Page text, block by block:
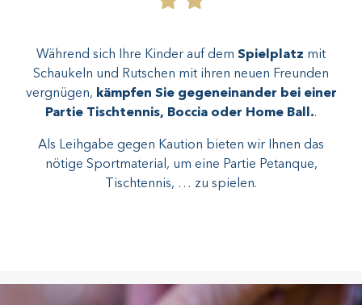
Während sich Ihre Kinder auf dem Spielplatz mit
Schaukeln und Rutschen mit ihren neuen Freunden
vergnügen, kämpfen Sie gegeneinander bei einer
Partie Tischtennis, Boccia oder Home Ball..
Als Leihgabe gegen Kaution bieten wir Ihnen das
nötige Sportmaterial, um eine Partie Petanque,
Tischtennis, … zu spielen.